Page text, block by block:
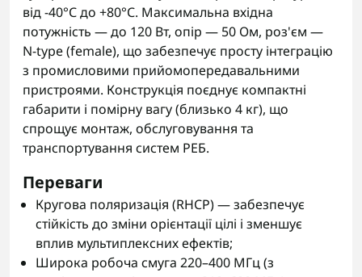
від -40°С до +80°С. Максимальна вхідна
потужність — до 120 Вт, опір — 50 Ом, роз'єм —
N-type (female), що забезпечує просту інтеграцію
з промисловими прийомопередавальними
пристроями. Конструкція поєднує компактні
габарити і помірну вагу (близько 4 кг), що
спрощує монтаж, обслуговування та
транспортування систем РЕБ.
Переваги
Кругова поляризація (RHCP) — забезпечує
стійкість до зміни орієнтації цілі і зменшує
вплив мультиплексних ефектів;
Широка робоча смуга 220–400 МГц (з